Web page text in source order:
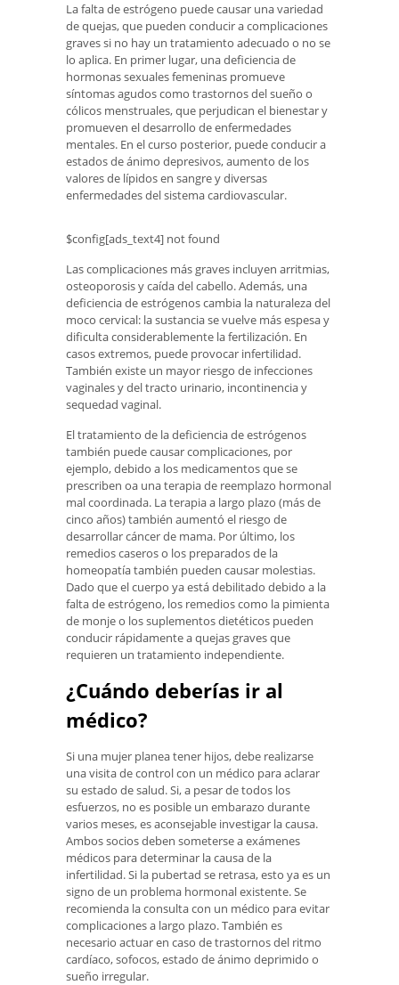
La falta de estrógeno puede causar una variedad
de quejas, que pueden conducir a complicaciones
graves si no hay un tratamiento adecuado o no se
lo aplica. En primer lugar, una deficiencia de
hormonas sexuales femeninas promueve
síntomas agudos como trastornos del sueño o
cólicos menstruales, que perjudican el bienestar y
promueven el desarrollo de enfermedades
mentales. En el curso posterior, puede conducir a
estados de ánimo depresivos, aumento de los
valores de lípidos en sangre y diversas
enfermedades del sistema cardiovascular.
$config[ads_text4] not found
Las complicaciones más graves incluyen arritmias,
osteoporosis y caída del cabello. Además, una
deficiencia de estrógenos cambia la naturaleza del
moco cervical: la sustancia se vuelve más espesa y
dificulta considerablemente la fertilización. En
casos extremos, puede provocar infertilidad.
También existe un mayor riesgo de infecciones
vaginales y del tracto urinario, incontinencia y
sequedad vaginal.
El tratamiento de la deficiencia de estrógenos
también puede causar complicaciones, por
ejemplo, debido a los medicamentos que se
prescriben oa una terapia de reemplazo hormonal
mal coordinada. La terapia a largo plazo (más de
cinco años) también aumentó el riesgo de
desarrollar cáncer de mama. Por último, los
remedios caseros o los preparados de la
homeopatía también pueden causar molestias.
Dado que el cuerpo ya está debilitado debido a la
falta de estrógeno, los remedios como la pimienta
de monje o los suplementos dietéticos pueden
conducir rápidamente a quejas graves que
requieren un tratamiento independiente.
¿Cuándo deberías ir al
médico?
Si una mujer planea tener hijos, debe realizarse
una visita de control con un médico para aclarar
su estado de salud. Si, a pesar de todos los
esfuerzos, no es posible un embarazo durante
varios meses, es aconsejable investigar la causa.
Ambos socios deben someterse a exámenes
médicos para determinar la causa de la
infertilidad. Si la pubertad se retrasa, esto ya es un
signo de un problema hormonal existente. Se
recomienda la consulta con un médico para evitar
complicaciones a largo plazo. También es
necesario actuar en caso de trastornos del ritmo
cardíaco, sofocos, estado de ánimo deprimido o
sueño irregular.